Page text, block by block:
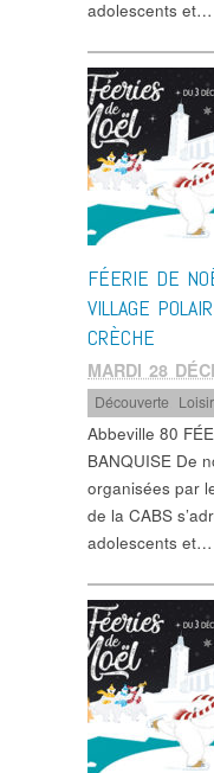
adolescents et…
FÉERIE DE
VILLAGE
CRÈCHE
MARDI 28
Découverte
Abbeville 80
BANQUISE De
organisées par
de la CABS
adolescents et…